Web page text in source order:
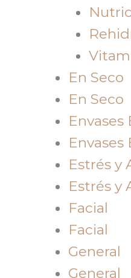
En Seco
En Seco
Envases
Envases
Estrés y
Estrés y
Facial
Facial
General
General